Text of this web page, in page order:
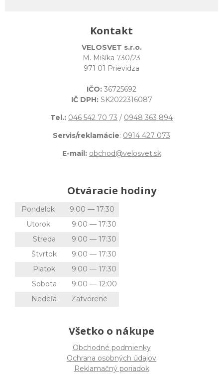
Kontakt
VELOSVET s.r.o.
M. Mišíka 730/23
971 01 Prievidza
IČO: 36725692
IČ DPH: SK2022316087
Tel.: 046 542 70 73 / 0948 363 894
Servis/reklamácie: 0914 427 073
E-mail: obchod@velosvet.sk
Otváracie hodiny
Pondelok
9:00 — 17:30
Utorok
9:00 — 17:30
Streda
9:00 — 17:30
Štvrtok
9:00 — 17:30
Piatok
9:00 — 17:30
Sobota
9:00 — 12:00
Nedeľa
Zatvorené
Všetko o nákupe
Obchodné podmienky
Ochrana osobných údajov
Reklamačný poriadok